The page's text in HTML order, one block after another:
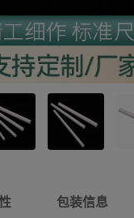
包装信息